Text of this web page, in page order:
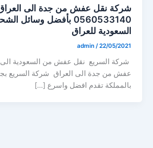
شركة نقل عفش من جدة الى
0560533140 بأفضل
السعودية للعراق
admin /22/05/2021
شركة السريع نقل عفش من السعودية الى
عفش من جدة الى العراق شركة السريع
بالمملكة تقدم افضل واسرع […]